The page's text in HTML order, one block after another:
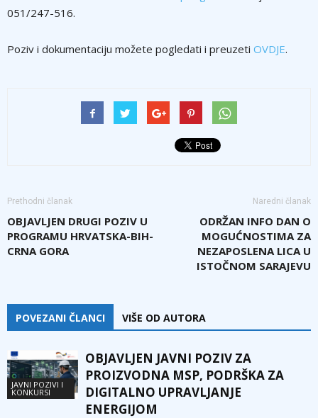
051/247-516.
Poziv i dokumentaciju možete pogledati i preuzeti OVDJE.
Prethodni članak
OBJAVLJEN DRUGI POZIV U
PROGRAMU HRVATSKA-BIH-
CRNA GORA
Naredni članak
ODRŽAN INFO DAN O
MOGUĆNOSTIMA ZA
NEZAPOSLENA LICA U
ISTOČNOM SARAJEVU
POVEZANI ČLANCI VIŠE OD AUTORA
JAVNI POZIVI I
KONKURSI
OBJAVLJEN JAVNI POZIV ZA
PROIZVODNA MSP, PODRŠKA ZA
DIGITALNO UPRAVLJANJE
ENERGIJOM